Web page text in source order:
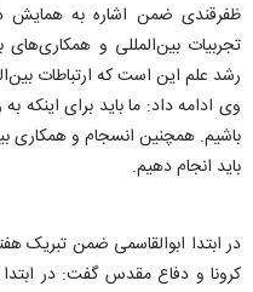
ظفرقندی ضمن اشاره به همایش
تجربیات بین‌المللی و همکاری‌های
رشد علم این است که ارتباطات
وی ادامه داد: ما باید برای اینکه
باشیم. همچنین انسجام و همکاری
باید انجام دهیم.
در ابتدا ابوالقاسمی ضمن
کرونا و دفاع مقدس گفت: در